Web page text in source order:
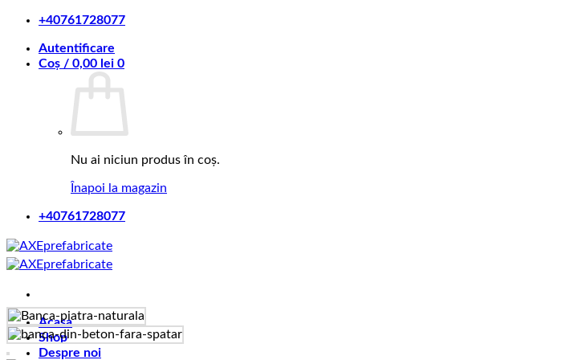
Skip
content
+40761728077
Autentificare
Coș / 0,00 lei 0
Nu ai niciun produs în coș.
Înapoi la magazin
+40761728077
Acasa
Shop
Despre noi